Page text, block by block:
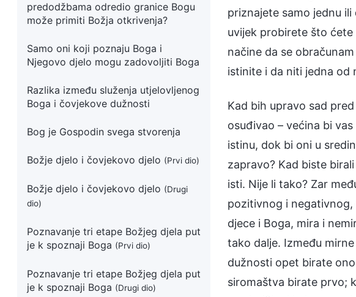
predodžbama odredio granice Bogu
može primiti Božja otkrivenja?
Samo oni koji poznaju Boga i
Njegovo djelo mogu zadovoljiti Boga
Razlika između služenja utjelovljenog
Boga i čovjekove dužnosti
Bog je Gospodin svega stvorenja
Božje djelo i čovjekovo djelo (Prvi dio)
Božje djelo i čovjekovo djelo (Drugi
dio)
Poznavanje tri etape Božjeg djela put
je k spoznaji Boga (Prvi dio)
Poznavanje tri etape Božjeg djela put
je k spoznaji Boga (Drugi dio)
priznajete samo jednu
uvijek probirete što
načine da se
istinite i da niti jedna od
Kad bih upravo sad
osuđivao – većina bi
istinu, dok bi oni u
zapravo? Kad biste
isti. Nije li tako? Zar
pozitivnog i negativnog,
djece i Boga, mira i
tako dalje. Između
dužnosti opet birate
siromaštva birate prvo;